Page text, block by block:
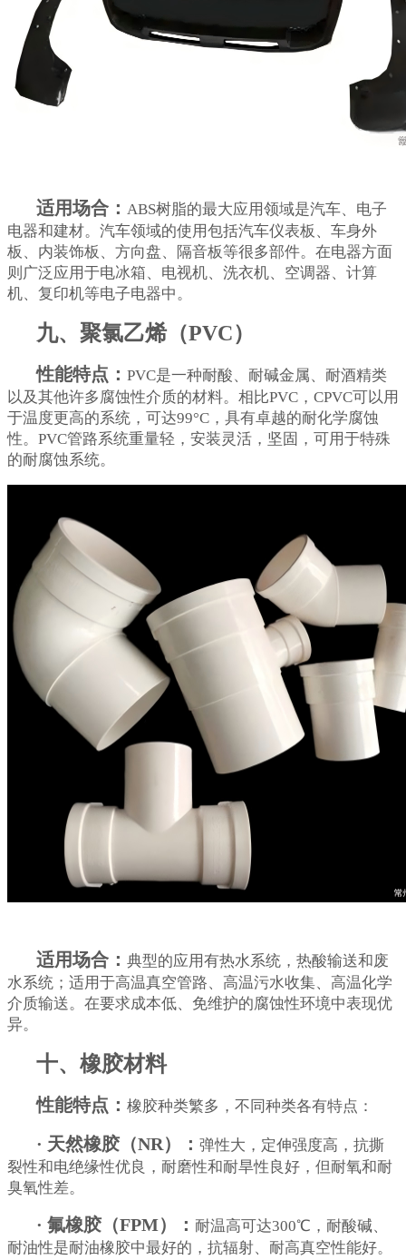
适用场合： ABS树脂的最大应用领域是汽车、电子
电器和建材。汽车领域的使用包括汽车仪表板、车身外
板、内装饰板、方向盘、隔音板等很多部件。在电器方面
则广泛应用于电冰箱、电视机、洗衣机、空调器、计算
机、复印机等电子电器中。
九、聚氯乙烯（PVC）
性能特点： PVC是一种耐酸、耐碱金属、耐酒精类
以及其他许多腐蚀性介质的材料。相比PVC，CPVC可以用
于温度更高的系统，可达99°C，具有卓越的耐化学腐蚀
性。PVC管路系统重量轻，安装灵活，坚固，可用于特殊
的耐腐蚀系统。
适用场合： 典型的应用有热水系统，热酸输送和废
水系统；适用于高温真空管路、高温污水收集、高温化学
介质输送。在要求成本低、免维护的腐蚀性环境中表现优
异。
十、橡胶材料
性能特点： 橡胶种类繁多，不同种类各有特点：
· 天然橡胶（NR）： 弹性大，定伸强度高，抗撕
裂性和电绝缘性优良，耐磨性和耐旱性良好，但耐氧和耐
臭氧性差。
· 氟橡胶（FPM）： 耐温高可达300℃，耐酸碱、
耐油性是耐油橡胶中最好的，抗辐射、耐高真空性能好。